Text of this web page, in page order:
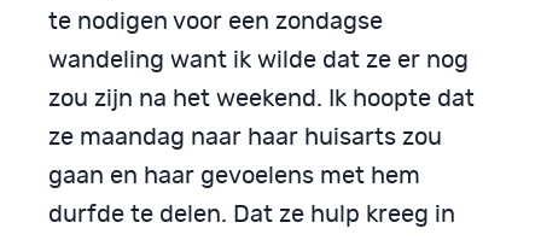
te nodigen voor een zondagse
wandeling want ik wilde dat ze er nog
zou zijn na het weekend. Ik hoopte dat
ze maandag naar haar huisarts zou
gaan en haar gevoelens met hem
durfde te delen. Dat ze hulp kreeg in